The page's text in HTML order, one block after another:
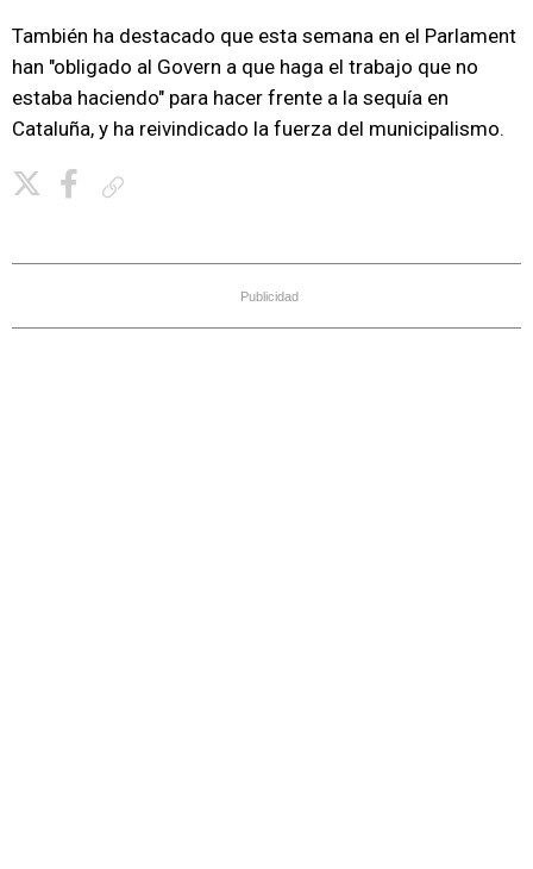
También ha destacado que esta semana en el Parlament
han "obligado al Govern a que haga el trabajo que no
estaba haciendo" para hacer frente a la sequía en
Cataluña, y ha reivindicado la fuerza del municipalismo.
Publicidad